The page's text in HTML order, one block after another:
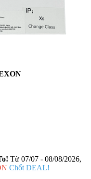
Từ 07/07 - 08/08/2026,
Chốt DEAL!